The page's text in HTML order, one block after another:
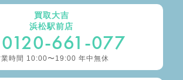
買取大吉
浜松駅前店
0120-661-077
業時間 10:00〜19:00 年中無休